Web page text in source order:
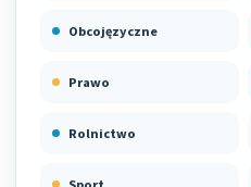
Obcojęzyczne
Prawo
Rolnictwo